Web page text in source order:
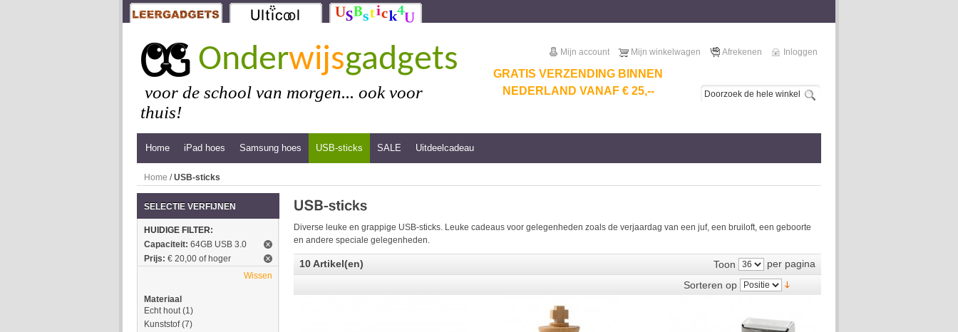
Onderwijsgadgets
voor de school van morgen... ook voor
thuis!
GRATIS VERZENDING BINNEN
NEDERLAND VANAF € 25,--
Mijn account Mijn winkelwagen Afrekenen Inloggen
Home iPad hoes Samsung hoes USB-sticks SALE Uitdeelcadeau
Home /USB-sticks
Diverse leuke en grappige USB-sticks. Leuke cadeaus voor gelegenheden zoals de verjaardag van een juf, een bruiloft, een geboorte
en andere speciale gelegenheden.
10 Artikel(en) Toon
per pagina
Sorteren op
SELECTIE VERFIJNEN
HUIDIGE FILTER:
Capaciteit: 64GB USB 3.0
Prijs: € 20,00 of hoger
Wissen
Materiaal
Echt hout(1)
Kunststof(7)